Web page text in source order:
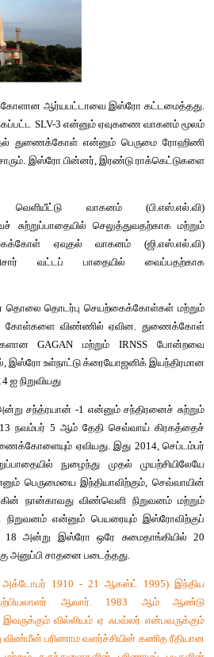
1969இல் உருவாக்கப்பட்டது.
விண்வெளித்துறையால்
ஆர்யபட்டாவை இஸ்ரோ
SLV-3 என்னும்
முதல் துணைக்கோள் என்னும்
சாரும். இஸ்ரோ பின்னர், இரண்டு
வெளியீட்டு வாகனம்
சுற்றுப்பாதையில்
ஏவுதல் வாகனம்
புவிசார் வட்டப் பாதையில்
தொலை தொடர்பு
கோள்களை விண்ணில்
GAGAN மற்றும்
இல், இஸ்ரோ உள்நாட்டு